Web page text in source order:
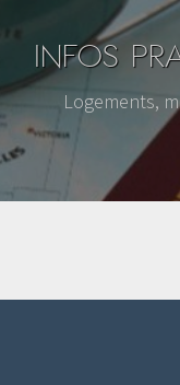
INFOS
Logements,